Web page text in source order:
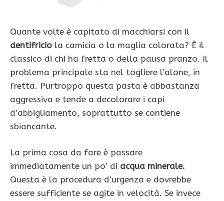
Quante volte è capitato di macchiarsi con il
dentifricio la camicia o la maglia colorata? È il
classico di chi ha fretta o della pausa pranzo. Il
problema principale sta nel togliere l’alone, in
fretta. Purtroppo questa pasta è abbastanza
aggressiva e tende a decolorare i capi
d’abbigliamento, soprattutto se contiene
sbiancante.
La prima cosa da fare è passare
immediatamente un po’ di acqua minerale.
Questa è la procedura d’urgenza e dovrebbe
essere sufficiente se agite in velocità. Se invece